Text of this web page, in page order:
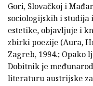
Gori, Slovačkoj i
sociologijskih i
estetike, objavljuje i
zbirki poezije (Aura,
Zagreb, 1994.; Opako
Dobitnik je
literaturu austrijske